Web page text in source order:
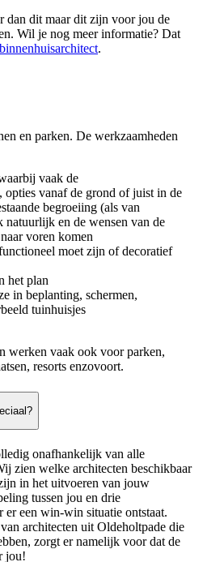
dan dit maar dit zijn voor jou de
Wil je nog meer informatie? Dat
binnenhuisarchitect.
en parken. De werkzaamheden
vaak de
vanaf de grond of juist in de
begroeiing (als van
natuurlijk en de wensen van de
voren komen
moet zijn of decoratief
het plan
in beplanting, schermen,
tuinhuisjes
werken vaak ook voor parken,
resorts enzovoort.
onafhankelijk van alle
zien welke architecten beschikbaar
in het uitvoeren van jouw
tussen jou en drie
er een win-win situatie ontstaat.
architecten uit Oldeholtpade die
zorgt er namelijk voor dat de
jou!